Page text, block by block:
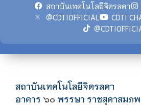
สถาบันเทคโนโลยีจิตรลดา
@CDTIOFFICIAL
CDTI
สถาบันเทคโนโลยีจิตรลดา
อาคาร ๖๐ พรรษา ราชสุดาสมภพ